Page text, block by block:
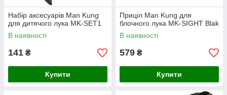
Набір аксесуарів Man Kung
для дитячого лука MK-SET1
В наявності
141 ₴
Купити
Приціл Man Kung для
блочного лука MK-SIGHT Blak
В наявності
579 ₴
Купити